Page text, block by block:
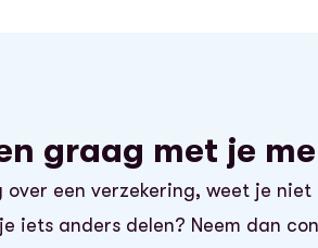
graag met je
over een verzekering, weet je
iets anders delen? Neem dan